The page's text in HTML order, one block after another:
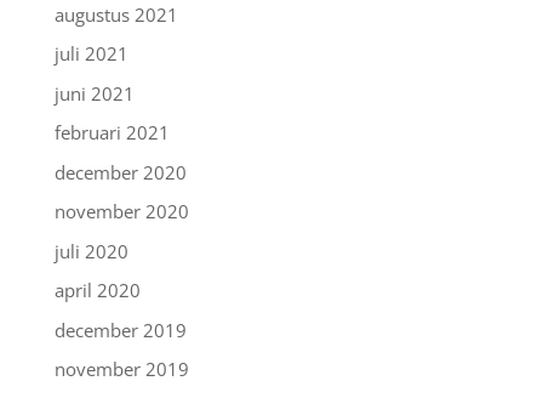
augustus 2021
juli 2021
juni 2021
februari 2021
december 2020
november 2020
juli 2020
april 2020
december 2019
november 2019